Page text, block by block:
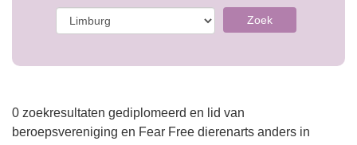
Zoek
0 zoekresultaten gediplomeerd en lid van
beroepsvereniging en Fear Free dierenarts anders in